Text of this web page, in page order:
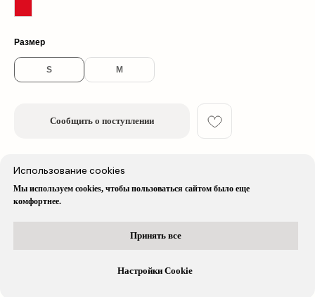
Использование cookies
Мы используем cookies, чтобы пользоваться сайтом было еще
комфортнее.
Принять все
Настройки Cookie
Размер
S M
Сообщить о поступлении
Описание изделия
Доставка & Оплата
Вся информация доступна в нашем
* Instagram принадлежит компании Meta, признанной экстремистской
организацией и запрещенной в РФ